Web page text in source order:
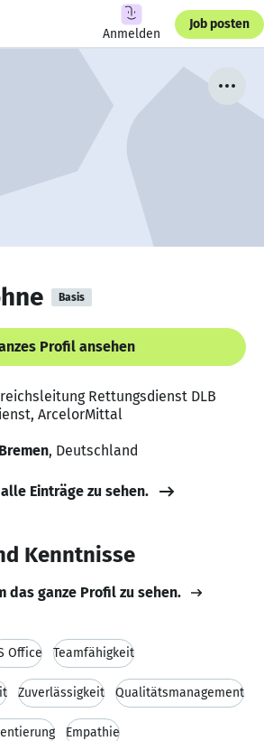
Anmelden
Job posten
Basis
Profil ansehen
Rettungsdienst DLB
ArcelorMittal
, Deutschland
Einträge zu sehen.
Kenntnisse
das ganze Profil zu sehen.
Office Teamfähigkeit
Zuverlässigkeit Qualitätsmanagement
Empathie